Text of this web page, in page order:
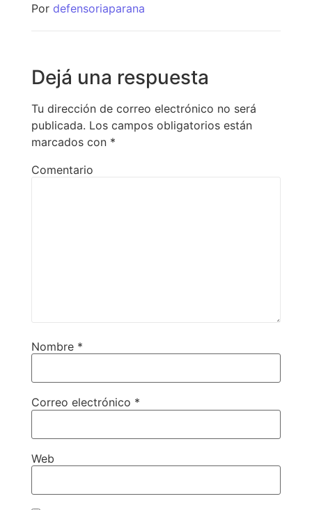
Por defensoriaparana
Dejá una respuesta
Tu dirección de correo electrónico no será
publicada. Los campos obligatorios están
marcados con *
Comentario
Nombre *
Correo electrónico *
Web